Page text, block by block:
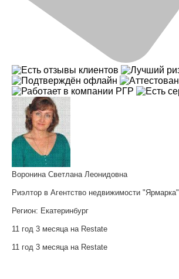
Воронина Светлана Леонидовна
Риэлтор в Агентство недвижимости "Ярмарка"
Регион: Екатеринбург
11 год 3 месяца на Restate
11 год 3 месяца на Restate